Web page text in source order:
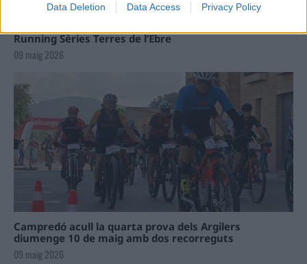
Data Deletion Data Access Privacy Policy
Running Sèries Terres de l’Ebre
09 maig 2026
Campredó acull la quarta prova dels Argilers
diumenge 10 de maig amb dos recorreguts
09 maig 2026